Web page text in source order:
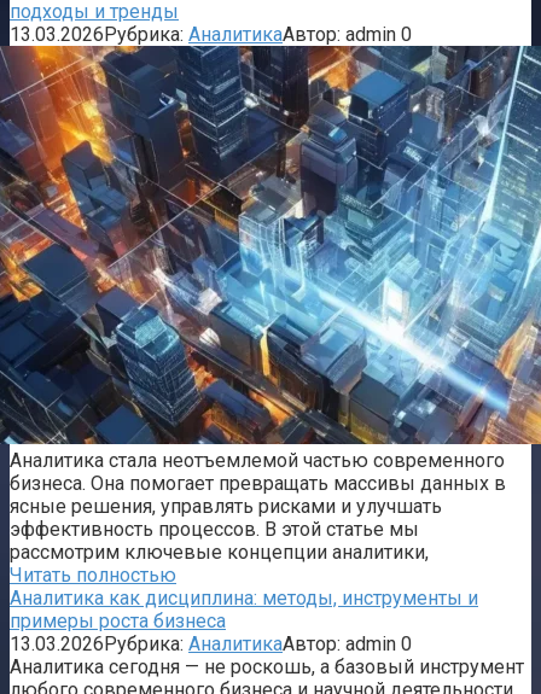
подходы и тренды
13.03.2026Рубрика: АналитикаАвтор: admin 0
Аналитика стала неотъемлемой частью современного
бизнеса. Она помогает превращать массивы данных в
ясные решения, управлять рисками и улучшать
эффективность процессов. В этой статье мы
рассмотрим ключевые концепции аналитики,
Читать полностью
Аналитика как дисциплина: методы, инструменты и
примеры роста бизнеса
13.03.2026Рубрика: АналитикаАвтор: admin 0
Аналитика сегодня — не роскошь, а базовый инструмент